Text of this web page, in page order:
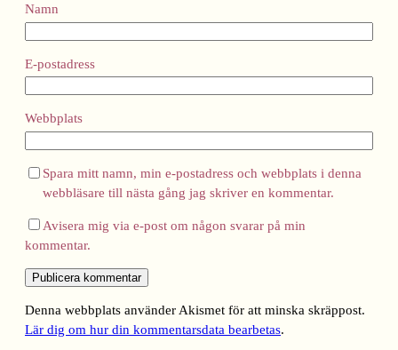
Namn
E-postadress
Webbplats
Spara mitt namn, min e-postadress och webbplats i denna
webbläsare till nästa gång jag skriver en kommentar.
Avisera mig via e-post om någon svarar på min
kommentar.
Denna webbplats använder Akismet för att minska skräppost.
Lär dig om hur din kommentarsdata bearbetas.